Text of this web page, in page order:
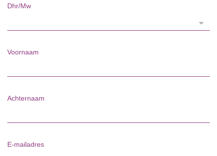
Dhr/Mw
Voornaam
Achternaam
E-mailadres